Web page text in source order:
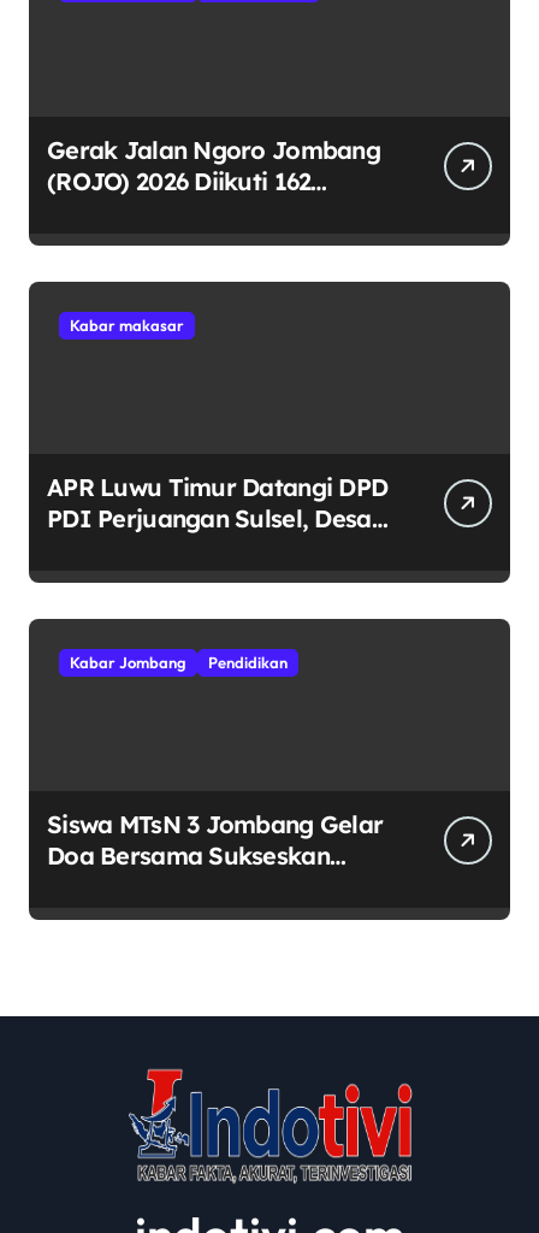
Gerak Jalan Ngoro Jombang
(ROJO) 2026 Diikuti 162
Tekankan Disiplin dan
Kekompakan
Kabar makasar
APR Luwu Timur Datangi DPD
PDI Perjuangan Sulsel, Desak
Kabar Jombang Pendidikan
Siswa MTsN 3 Jombang Gelar
Doa Bersama Sukseskan
Tambakberas